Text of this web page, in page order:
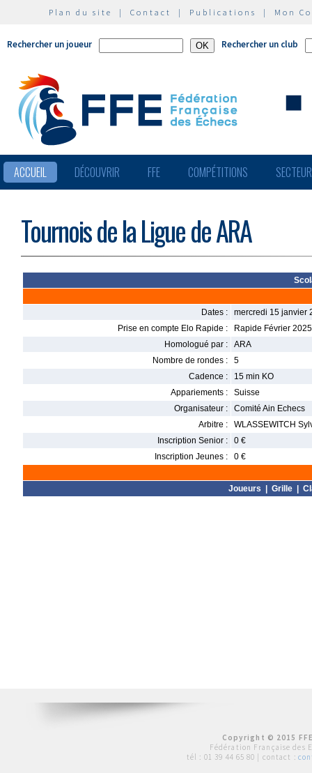
Plan du site | Contact | Publications | Mon
Rechercher un joueur Rechercher un club
ACCUEIL DÉCOUVRIR FFE COMPÉTITIONS
Tournois de la Ligue de ARA
Dates :
mercredi 15 janvier
Prise en compte Elo Rapide :
Rapide Février 2025
Homologué par :
ARA
Nombre de rondes :
5
Cadence :
15 min KO
Appariements :
Suisse
Organisateur :
Comité Ain Echecs
Arbitre :
WLASSEWITCH
Inscription Senior :
0 €
Inscription Jeunes :
0 €
Joueurs Grille|
Copyright © 2015
Fédération Française des
tél : 01 39 44 65 80 | contact :